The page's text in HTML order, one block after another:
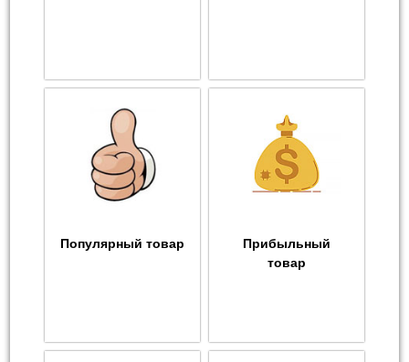
Популярный товар
Прибыльный
товар